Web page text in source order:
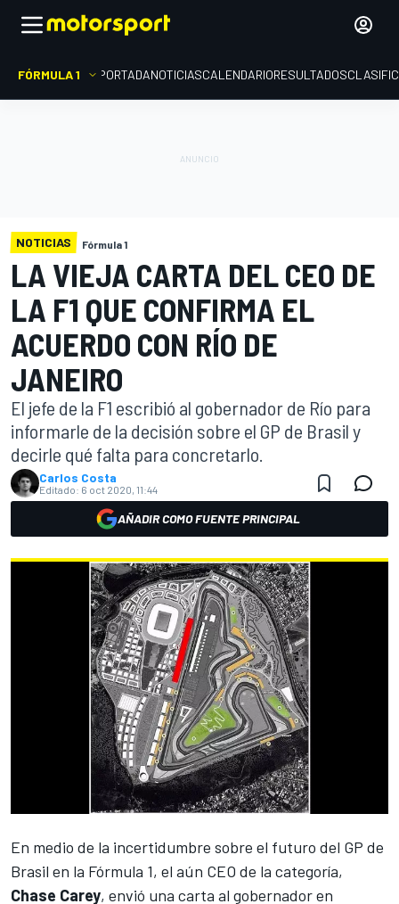
FÓRMULA 1 PORTADANOTICIASCALENDARIORESULTADOS
NOTICIAS Fórmula 1
LA VIEJA CARTA DEL CEO DE
LA F1 QUE CONFIRMA EL
ACUERDO CON RÍO DE
JANEIRO
El jefe de la F1 escribió al gobernador de Río para
informarle de la decisión sobre el GP de Brasil y
decirle qué falta para concretarlo.
Carlos Costa
Editado: 6 oct 2020, 11:44
AÑADIR COMO FUENTE PRINCIPAL
En medio de la incertidumbre sobre el futuro del GP de
Brasil en la Fórmula 1, el aún CEO de la categoría,
Chase Carey, envió una carta al gobernador en